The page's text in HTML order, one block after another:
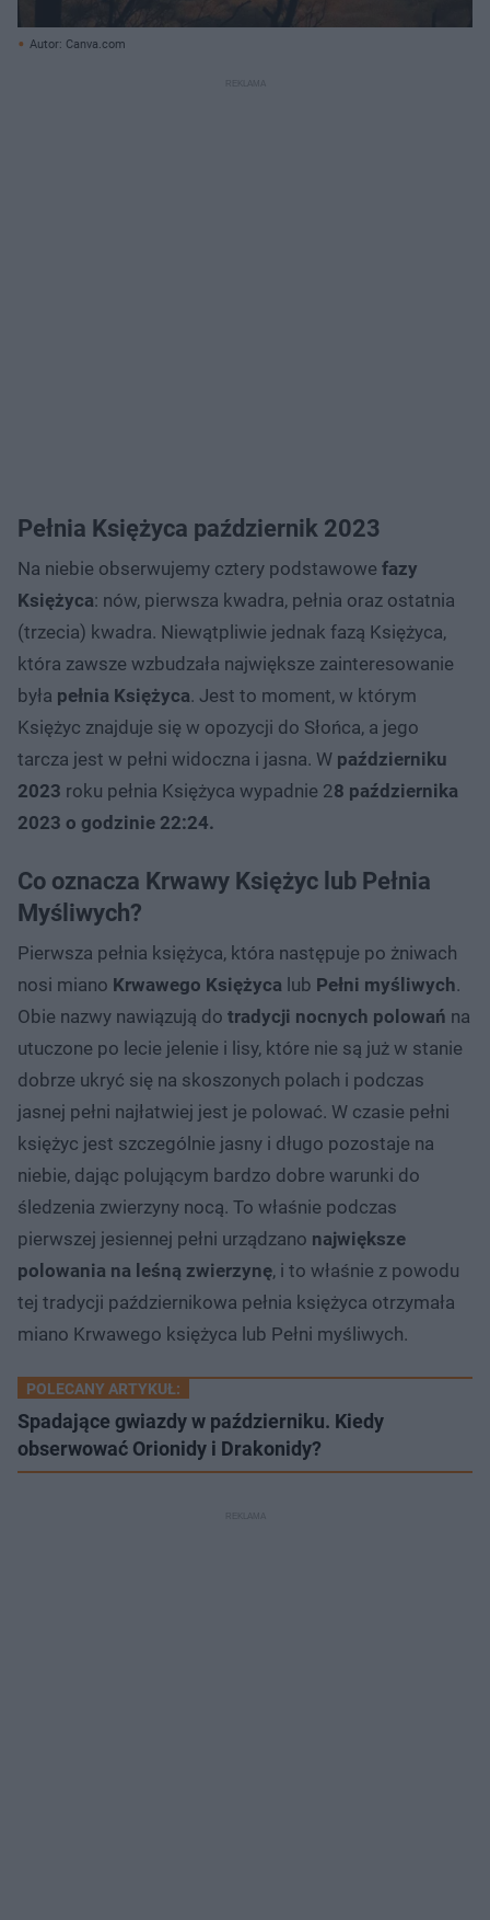
Autor: Canva.com
Pełnia Księżyca październik 2023
Na niebie obserwujemy cztery podstawowe fazy
Księżyca: nów, pierwsza kwadra, pełnia oraz ostatnia
(trzecia) kwadra. Niewątpliwie jednak fazą Księżyca,
która zawsze wzbudzała największe zainteresowanie
była pełnia Księżyca. Jest to moment, w którym
Księżyc znajduje się w opozycji do Słońca, a jego
tarcza jest w pełni widoczna i jasna. W październiku
2023 roku pełnia Księżyca wypadnie 28 października
2023 o godzinie 22:24.
Co oznacza Krwawy Księżyc lub Pełnia
Myśliwych?
Pierwsza pełnia księżyca, która następuje po żniwach
nosi miano Krwawego Księżyca lub Pełni myśliwych.
Obie nazwy nawiązują do tradycji nocnych polowań na
utuczone po lecie jelenie i lisy, które nie są już w stanie
dobrze ukryć się na skoszonych polach i podczas
jasnej pełni najłatwiej jest je polować. W czasie pełni
księżyc jest szczególnie jasny i długo pozostaje na
niebie, dając polującym bardzo dobre warunki do
śledzenia zwierzyny nocą. To właśnie podczas
pierwszej jesiennej pełni urządzano największe
polowania na leśną zwierzynę, i to właśnie z powodu
tej tradycji październikowa pełnia księżyca otrzymała
miano Krwawego księżyca lub Pełni myśliwych.
POLECANY ARTYKUŁ:
Spadające gwiazdy w październiku. Kiedy
obserwować Orionidy i Drakonidy?